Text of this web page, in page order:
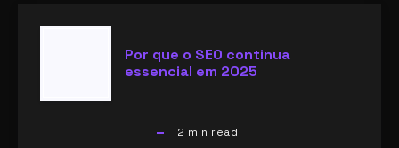
Por que o SEO continua
essencial em 2025
2 min read